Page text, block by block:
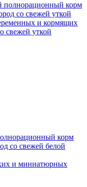
полнорационный корм
со свежей уткой
и кормящих
свежей уткой
корм
со свежей белой
и миниатюрных